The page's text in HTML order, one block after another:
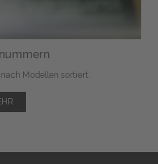
Modellen sortiert.